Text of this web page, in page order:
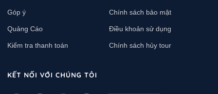
Góp ý Chính sách bảo mật
Quảng Cáo Điều khoản sử dụng
Kiểm tra thanh toán Chính sách hủy tour
KẾT NỐI VỚI CHÚNG TÔI